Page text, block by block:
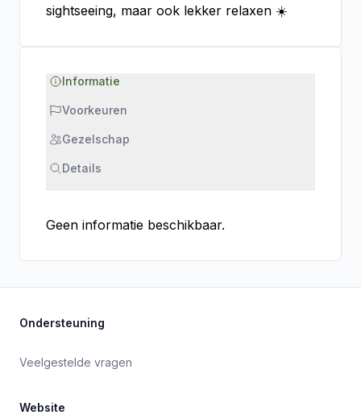
sightseeing, maar ook lekker relaxen ☀️
Informatie
Voorkeuren
Gezelschap
Details
Geen informatie beschikbaar.
Ondersteuning
Veelgestelde vragen
Website